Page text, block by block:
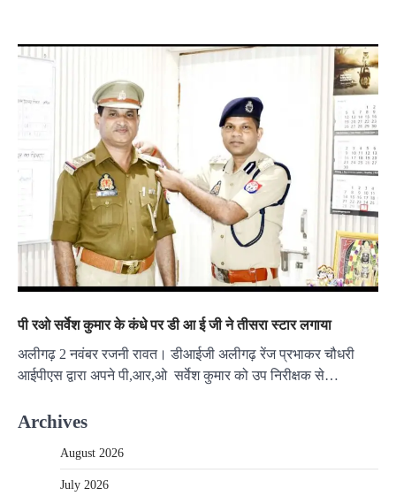
पी रओ सर्वेश कुमार के कंधे पर डी आ ई जी ने तीसरा स्टार लगाया
अलीगढ़ 2 नवंबर रजनी रावत। डीआईजी अलीगढ़ रेंज प्रभाकर चौधरी
आईपीएस द्वारा अपने पी,आर,ओ सर्वेश कुमार को उप निरीक्षक से…
Archives
August 2026
July 2026